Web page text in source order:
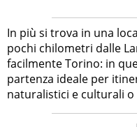
In più si trova in una
pochi chilometri dalle
facilmente Torino: in
partenza ideale per
naturalistici e culturali